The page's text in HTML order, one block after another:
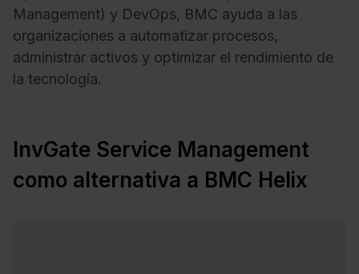
Management) y DevOps, BMC ayuda a las
organizaciones a automatizar procesos,
administrar activos y optimizar el rendimiento de
la tecnología.
InvGate Service Management
como alternativa a BMC Helix